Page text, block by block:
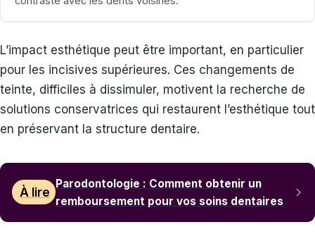
L’impact esthétique peut être important, en particulier
pour les incisives supérieures. Ces changements de
teinte, difficiles à dissimuler, motivent la recherche de
solutions conservatrices qui restaurent l’esthétique tout
en préservant la structure dentaire.
À lire
Parodontologie : Comment obtenir un
remboursement pour vos soins dentaires